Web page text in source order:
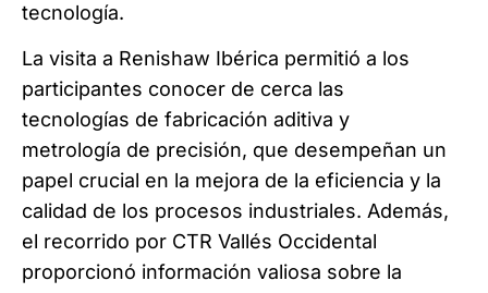
tecnología.
La visita a Renishaw Ibérica permitió a los
participantes conocer de cerca las
tecnologías de fabricación aditiva y
metrología de precisión, que desempeñan un
papel crucial en la mejora de la eficiencia y la
calidad de los procesos industriales. Además,
el recorrido por CTR Vallés Occidental
proporcionó información valiosa sobre la